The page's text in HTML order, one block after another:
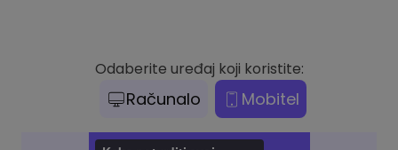
Odaberite uređaj koji koristite:
Računalo Mobitel